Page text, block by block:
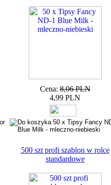
Cena: 8,06 PLN
4,99 PLN
500 szt profi szablon w rolce
standardowe